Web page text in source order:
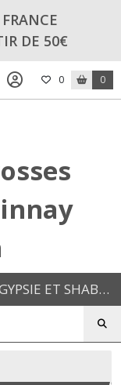
DE 50€
0 0
ADEPTE DU STYLE BOHÊME HIPPIE GYPSIE ET SHABBY CHIC VENEZ DÉCOUVRIR LES TRICOTS GROSSE MAILLE KC EN PIÈCES UNIQUES OU EN SÉRIES LIMITÉES